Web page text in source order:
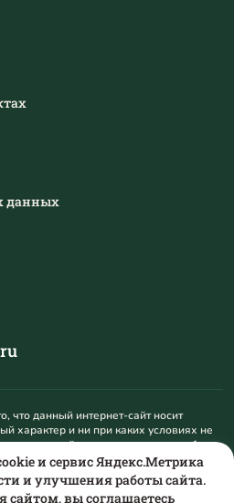
данных
данный интернет-сайт носит
характер и ни при каких условиях не
положениями пункта 1
Российской Федерации. Для
о наличии и стоимости указанных
обращайтесь на mail@teplotoriya.ru.
и сервис Яндекс.Метрика
и улучшения работы сайта.
сайтом, вы соглашаетесь